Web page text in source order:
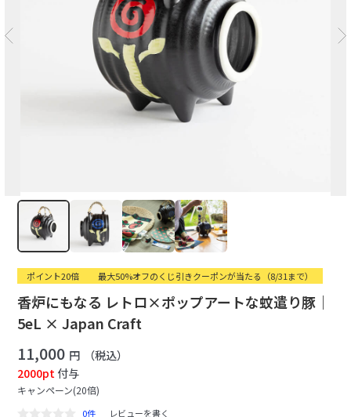
ポイント20倍 最大50%オフのくじ引きクーポンが当たる（8/31まで）
香炉にもなる レトロ×ポップアートな蚊遣り豚｜
5eL × Japan Craft
11,000 円
（税込）
2000pt 付与
キャンペーン(20倍)
0件 レビューを書く